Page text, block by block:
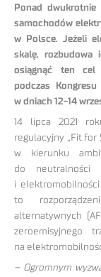
Ponad
samochodów
w Polsce. Jeżeli
skalę, rozbudowa
osiągnąć ten cel
podczas
w dniach 12-14
14 lipca 2021
regulacyjny „Fit for
w kierunku
do neutralności
i
to
alternatywnych
zeroemisyjnego
na
– Ogromnym